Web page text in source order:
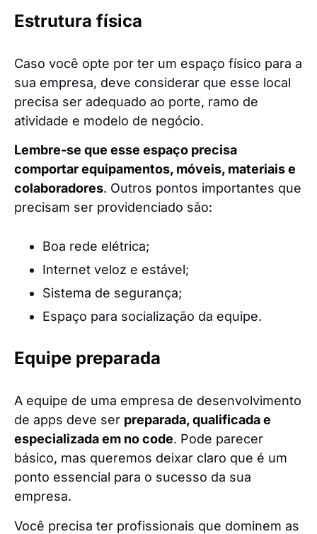
Estrutura física
Caso você opte por ter um espaço físico para a
sua empresa, deve considerar que esse local
precisa ser adequado ao porte, ramo de
atividade e modelo de negócio.
Lembre-se que esse espaço precisa
comportar equipamentos, móveis, materiais e
colaboradores. Outros pontos importantes que
precisam ser providenciado são:
Boa rede elétrica;
Internet veloz e estável;
Sistema de segurança;
Espaço para socialização da equipe.
Equipe preparada
A equipe de uma empresa de desenvolvimento
de apps deve ser preparada, qualificada e
especializada em no code. Pode parecer
básico, mas queremos deixar claro que é um
ponto essencial para o sucesso da sua
empresa.
Você precisa ter profissionais que dominem as